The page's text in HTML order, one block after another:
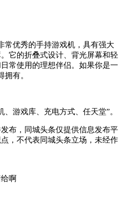
常优秀的手持游戏机，具有强大
它的折叠式设计、背光屏幕和轻
常使用的理想伴侣。如果你是一
拥有。
游戏库、充电方式、任天堂”。
布，同城头条仅提供信息发布平
，不代表同城头条立场，未经作
啊